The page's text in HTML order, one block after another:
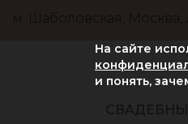
м. Шаболовская, Москва,
На сайте
и понять,